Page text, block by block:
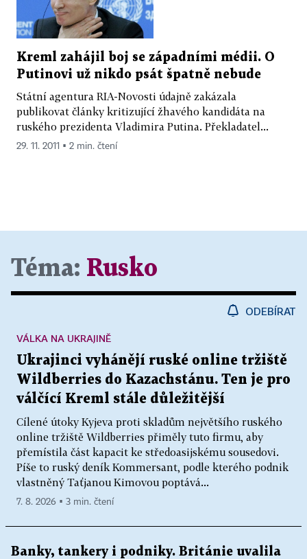
Kreml zahájil boj se západními médii. O
Putinovi už nikdo psát špatně nebude
Státní agentura RIA-Novosti údajně zakázala
publikovat články kritizující žhavého kandidáta na
ruského prezidenta Vladimira Putina. Překladatel...
29. 11. 2011 ▪ 2 min. čtení
Téma: Rusko
ODEBÍRAT
Ukrajinci vyhánějí ruské online tržiště
Wildberries do Kazachstánu. Ten je pro
válčící Kreml stále důležitější
Cílené útoky Kyjeva proti skladům největšího ruského
online tržiště Wildberries přiměly tuto firmu, aby
přemístila část kapacit ke středoasijskému sousedovi.
Píše to ruský deník Kommersant, podle kterého podnik
vlastněný Taťjanou Kimovou poptává...
VÁLKA NA UKRAJINĚ
7. 8. 2026 ▪ 3 min. čtení
Banky, tankery i podniky. Británie uvalila